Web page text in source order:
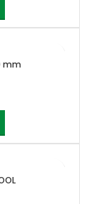
mm